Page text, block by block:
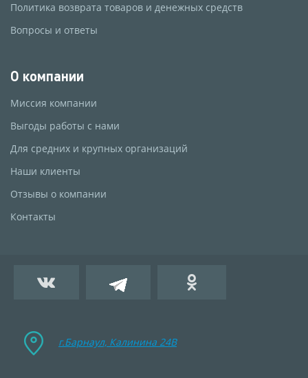
Политика возврата товаров и денежных средств
Вопросы и ответы
О компании
Миссия компании
Выгоды работы с нами
Для средних и крупных организаций
Наши клиенты
Отзывы о компании
Контакты
г.Барнаул, Калинина 24B